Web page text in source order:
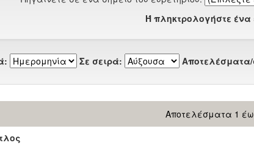
Ή πληκτρολογήστε ένα
Σε σειρά:
Αποτελέσματα 1